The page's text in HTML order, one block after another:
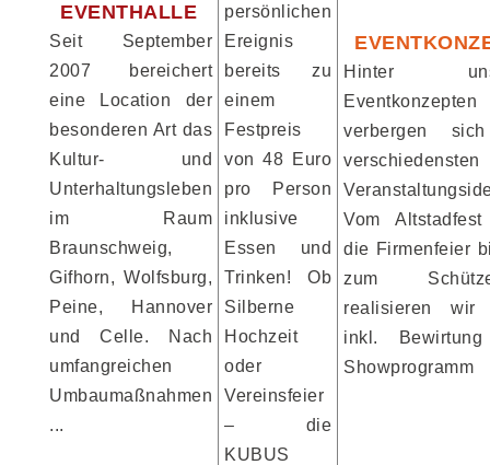
EVENTHALLE
Seit September
2007 bereichert
eine Location der
besonderen Art das
Kultur- und
Unterhaltungsleben
im Raum
Braunschweig,
Gifhorn, Wolfsburg,
Peine, Hannover
und Celle. Nach
umfangreichen
Umbaumaßnahmen
...
persönlichen
Ereignis
bereits zu
einem
Festpreis
von 48 Euro
pro Person
inklusive
Essen und
Trinken! Ob
Silberne
Hochzeit
oder
Vereinsfeier
– die
KUBUS
Hinter
Eventkonzepten
verbergen
verschiedensten
Vom
die Firmenfeier
zum
realisieren wir
inkl.
Showprogramm